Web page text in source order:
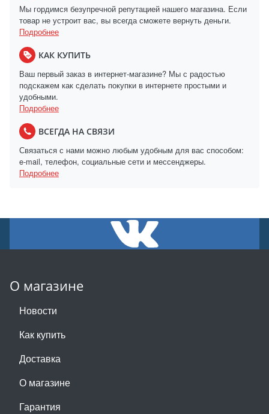
Мы гордимся безупречной репутацией нашего магазина. Если
товар не устроит вас, вы всегда сможете вернуть деньги.
Подробнее
КАК КУПИТЬ
Ваш первый заказ в интернет-магазине? Мы с радостью
подскажем как сделать покупки в интернете простыми и
удобными.
Подробнее
ВСЕГДА НА СВЯЗИ
Связаться с нами можно любым удобным для вас способом:
e-mail, телефон, социальные сети и мессенджеры.
Подробнее
О магазине
Новости
Как купить
Доставка
О магазине
Гарантия